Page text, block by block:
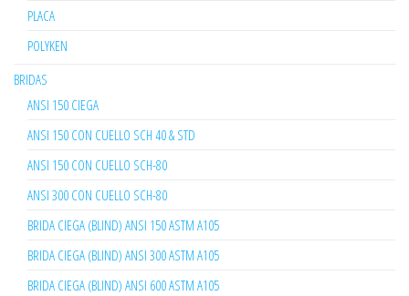
PLACA
POLYKEN
BRIDAS
ANSI 150 CIEGA
ANSI 150 CON CUELLO SCH 40 & STD
ANSI 150 CON CUELLO SCH-80
ANSI 300 CON CUELLO SCH-80
BRIDA CIEGA (BLIND) ANSI 150 ASTM A105
BRIDA CIEGA (BLIND) ANSI 300 ASTM A105
BRIDA CIEGA (BLIND) ANSI 600 ASTM A105